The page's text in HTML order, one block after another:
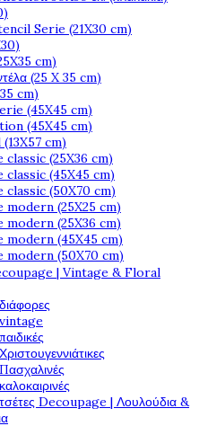
Serie (21X30 cm)
cm)
(25 X 35 cm)
cm)
(45X45 cm)
(45X45 cm)
cm)
(25X36 cm)
(45X45 cm)
(50X70 cm)
(25X25 cm)
(25X36 cm)
(45X45 cm)
(50X70 cm)
| Vintage & Floral
vintage
Decoupage | Λουλούδια &